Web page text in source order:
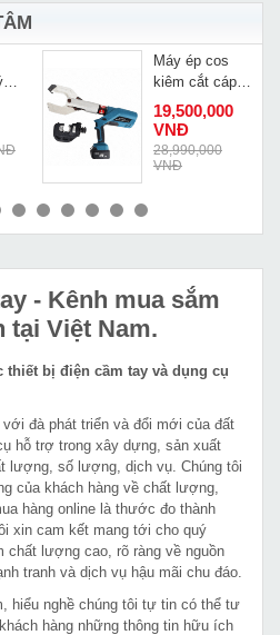
MUA NGAY
Máy ép cos
kiêm cắt cáp
thủy lực dùng
pin Changyou
EZ-400/105C
19,500,000
VNĐ
28,990,000
VNĐ
- Kênh mua sắm
Việt Nam.
thiết bị điện cầm tay và dụng cụ
đà phát triển và đổi mới của đất
hỗ trợ trong xây dựng, sản xuất
lượng, số lượng, dịch vụ. Chúng tôi
của khách hàng về chất lượng,
hàng online là thước đo thành
xin cam kết mang tới cho quý
chất lượng cao, rõ ràng về nguồn
tranh và dịch vụ hậu mãi chu đáo.
hiểu nghề chúng tôi tự tin có thể tư
hàng những thông tin hữu ích